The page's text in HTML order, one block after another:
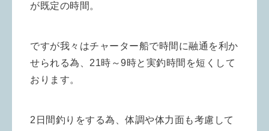
が既定の時間。
ですが我々はチャーター船で時間に融通を利か
せられる為、21時～9時と実釣時間を短くして
おります。
2日間釣りをする為、体調や体力面も考慮して